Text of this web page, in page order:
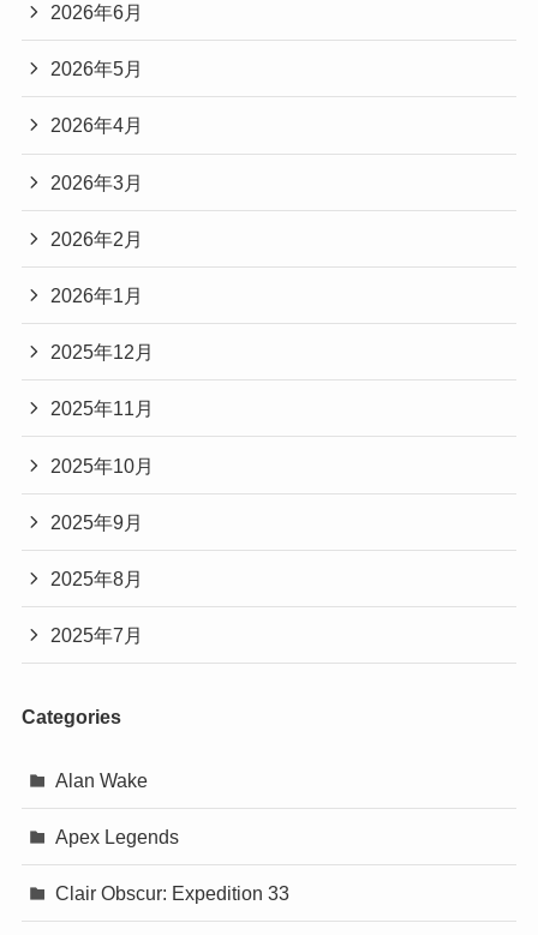
2026年6月
2026年5月
2026年4月
2026年3月
2026年2月
2026年1月
2025年12月
2025年11月
2025年10月
2025年9月
2025年8月
2025年7月
Categories
Alan Wake
Apex Legends
Clair Obscur: Expedition 33